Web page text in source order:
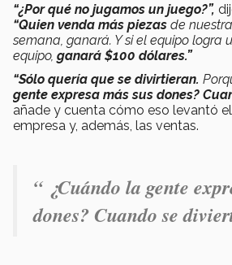
“¿Por qué no jugamos un juego?”,
“Quien venda más piezas de
semana, ganará. Y si el equipo logra
equipo, ganará $100 dólares.”
“Sólo quería que se divirtieran.
gente expresa más sus dones?
añade y cuenta cómo eso levantó
empresa y, además, las ventas.
“ ¿Cuándo la gente
dones? Cuando se